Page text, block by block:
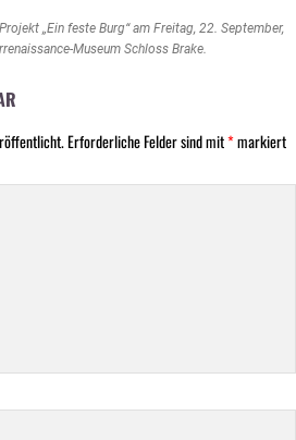
„Ein feste Burg“ am Freitag, 22. September,
Museum Schloss Brake.
Erforderliche Felder sind mit*markiert